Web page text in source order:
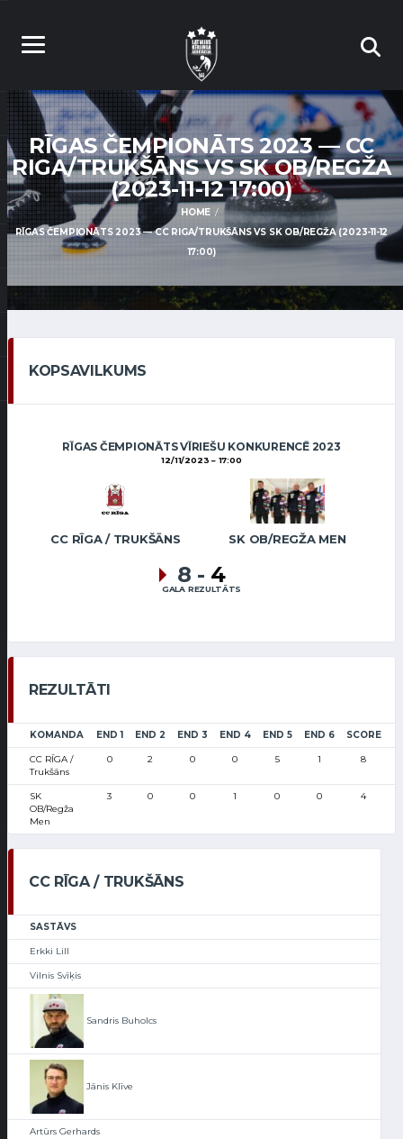
RĪGAS ČEMPIONĀTS 2023 — CC
RIGA/TRUKŠĀNS VS SK OB/REGŽA
(2023-11-12 17:00)
HOME
RĪGAS ČEMPIONĀTS 2023 — CC RIGA/TRUKŠĀNS VS SK OB/REGŽA (2023-11-12
17:00)
KOPSAVILKUMS
RĪGAS ČEMPIONĀTS VĪRIEŠU KONKURENCĒ 2023
12/11/2023 17:00
CC RĪGA / TRUKŠĀNS SK OB/REGŽA MEN
8 - 4
GALA REZULTĀTS
REZULTĀTI
KOMANDA END 1 END 2 END 3 END 4 END 5 END 6 SCORE
CC RĪGA /
Trukšāns
0 2 0 0 5 1 8
SK
OB/Regža
Men
3 0 0 1 0 0 4
CC RĪGA / TRUKŠĀNS
SASTĀVS
Erkki Lill
Vilnis Svīķis
Sandris Buholcs
Jānis Klīve
Artūrs Gerhards